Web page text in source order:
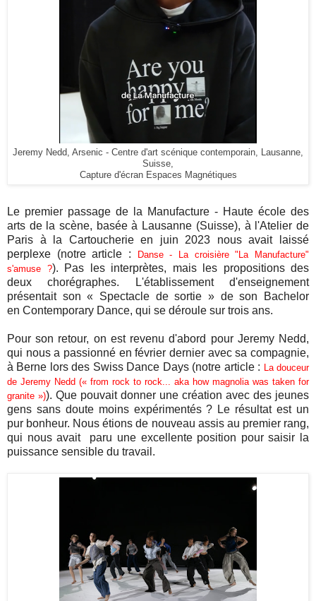
Jeremy Nedd, Arsenic - Centre d'art scénique contemporain, Lausanne,
Suisse,
Capture d'écran Espaces Magnétiques
Le premier passage de la Manufacture - Haute école des
arts de la scène, basée à Lausanne (Suisse), à l'Atelier de
Paris à la Cartoucherie en juin 2023 nous avait laissé
perplexe (notre article :
Danse - La croisière "La Manufacture"
s'amuse ?). Pas les interprètes, mais les propositions des
deux chorégraphes. L'établissement d'enseignement
présentait son « Spectacle de sortie » de son Bachelor
en Contemporary Dance, qui se déroule sur trois ans.
Pour son retour, on est revenu d'abord pour Jeremy Nedd,
qui nous a passionné en février dernier avec sa compagnie,
à Berne lors des Swiss Dance Days (notre article : La douceur
de Jeremy Nedd (« from rock to rock... aka how magnolia was taken for
granite »)). Que pouvait donner une création avec des jeunes
gens sans doute moins expérimentés ? Le résultat est un
pur bonheur. Nous étions de nouveau assis au premier rang,
qui nous avait paru une excellente position pour saisir la
puissance sensible du travail.